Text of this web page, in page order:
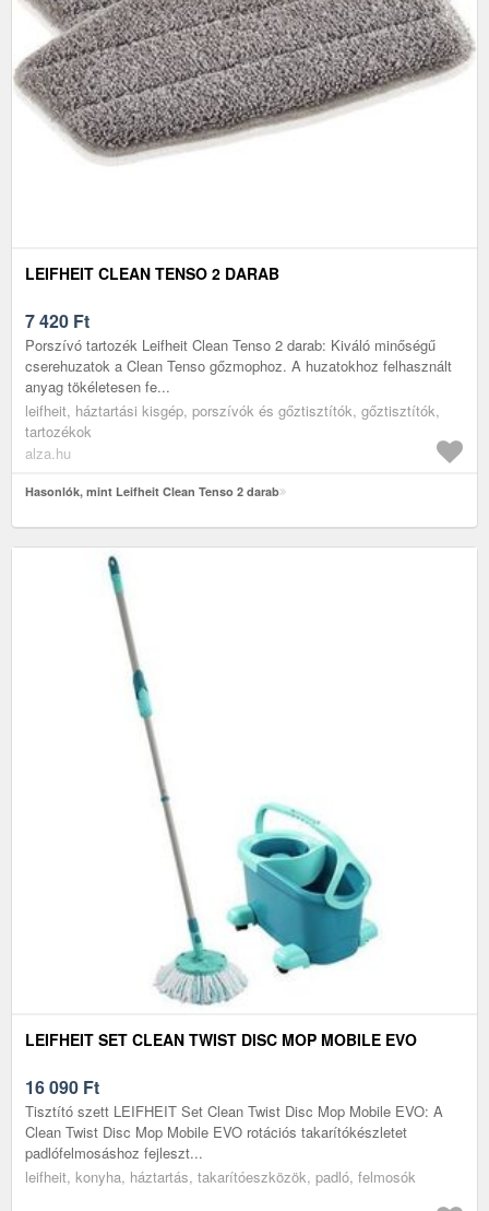
LEIFHEIT CLEAN TENSO 2 DARAB
7 420 Ft
Porszívó tartozék Leifheit Clean Tenso 2 darab: Kiváló minőségű
cserehuzatok a Clean Tenso gőzmophoz. A huzatokhoz felhasznált
anyag tökéletesen fe...
leifheit, háztartási kisgép, porszívók és gőztisztítók, gőztisztítók,
tartozékok
alza.hu
Hasonlók, mint Leifheit Clean Tenso 2 darab
LEIFHEIT SET CLEAN TWIST DISC MOP MOBILE EVO
16 090 Ft
Tisztító szett LEIFHEIT Set Clean Twist Disc Mop Mobile EVO: A
Clean Twist Disc Mop Mobile EVO rotációs takarítókészletet
padlófelmosáshoz fejleszt...
leifheit, konyha, háztartás, takarítóeszközök, padló, felmosók